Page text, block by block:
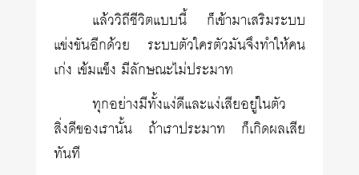
แล้ววิถีชีวิตแบบนี้ ก็เข้ามาเสริมระบบ
แข่งขันอีกด้วย ระบบตัวใครตัวมันจึงทำให้คน
เก่ง เข้มแข็ง มีลักษณะไม่ประมาท
ทุกอย่างมีทั้งแง่ดีและแง่เสียอยู่ในตัว
สิ่งดีของเรานั้น ถ้าเราประมาท ก็เกิดผลเสีย
ทันที